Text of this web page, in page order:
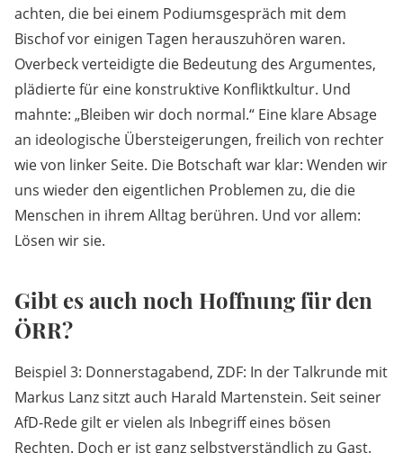
achten, die bei einem Podiumsgespräch mit dem
Bischof vor einigen Tagen herauszuhören waren.
Overbeck verteidigte die Bedeutung des Argumentes,
plädierte für eine konstruktive Konfliktkultur. Und
mahnte: „Bleiben wir doch normal.“ Eine klare Absage
an ideologische Übersteigerungen, freilich von rechter
wie von linker Seite. Die Botschaft war klar: Wenden wir
uns wieder den eigentlichen Problemen zu, die die
Menschen in ihrem Alltag berühren. Und vor allem:
Lösen wir sie.
Gibt es auch noch Hoffnung für den
ÖRR?
Beispiel 3: Donnerstagabend, ZDF: In der Talkrunde mit
Markus Lanz sitzt auch Harald Martenstein. Seit seiner
AfD-Rede gilt er vielen als Inbegriff eines bösen
Rechten. Doch er ist ganz selbstverständlich zu Gast.